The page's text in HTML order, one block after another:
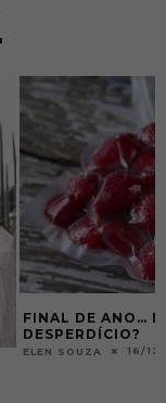
FINAL DE ANO…
DESPERDÍCIO?
ELEN SOUZA 16/